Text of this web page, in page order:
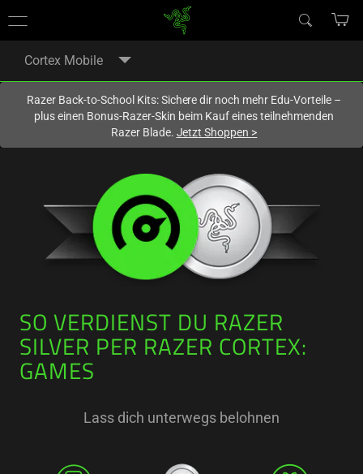
Du befindest dich aktuell auf der Website von
Cortex Mobile
Razer Back-to-School Kits: Sichere dir noch mehr Edu-Vorteile –
plus einen Bonus-Razer-Skin beim Kauf eines teilnehmenden
Razer Blade. Jetzt Shoppen >
SO VERDIENST DU RAZER
SILVER PER RAZER CORTEX:
GAMES
Lass dich unterwegs belohnen